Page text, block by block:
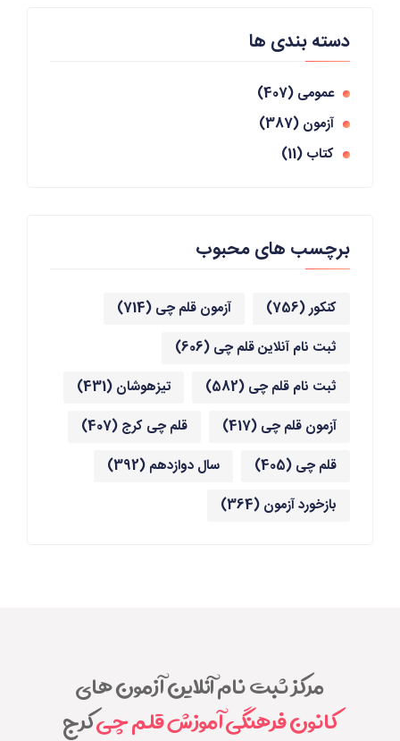
دسته بندی ها
عمومی(407)
آزمون(387)
کتاب(11)
برچسب های محبوب
کنکور(756) آزمون قلم چی (714)
ثبت نام آنلاین قلم چی (606)
ثبت نام قلم چی (582) تیزهوشان(431)
آزمون قلم چی (417) قلم چی کرج (407)
قلم چی (405) سال دوازدهم(392)
بازخورد آزمون(364)
مرکز ثبت نام آنلاین آزمون های
کانون فرهنگی آموزش قلم چیکرج